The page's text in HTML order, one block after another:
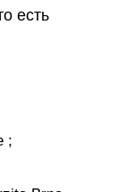
есть
;